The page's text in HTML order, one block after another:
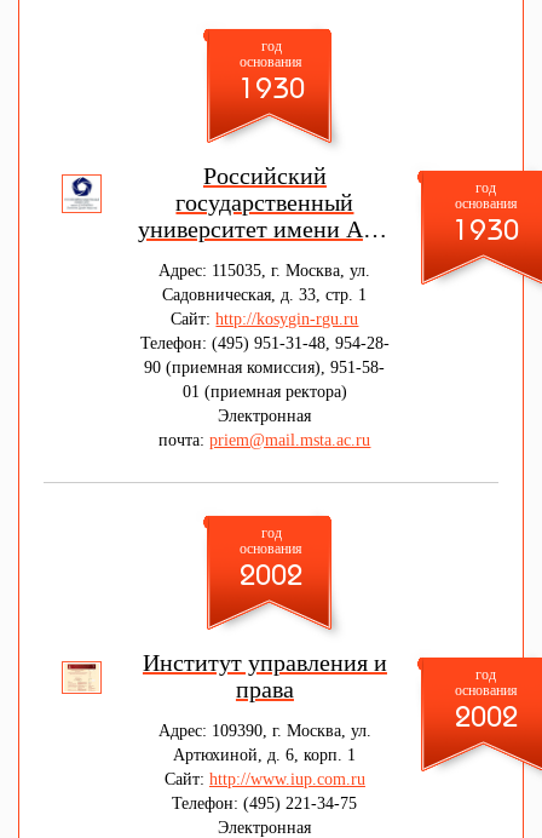
год
основания
1930
Российский
государственный
университет имени А.Н.
Дизайн. Искусство
Адрес: 115035, г. Москва, ул.
Садовническая, д. 33, стр. 1
Сайт:http://kosygin-rgu.ru
Телефон: (495) 951-31-48, 954-28-
90 (приемная комиссия), 951-58-
01 (приемная ректора)
Электронная
почта:priem@mail.msta.ac.ru
год
основания
1930
год
основания
2002
Институт управления и
права
Адрес: 109390, г. Москва, ул.
Артюхиной, д. 6, корп. 1
Сайт: http://www.iup.com.ru
Телефон: (495) 221-34-75
Электронная
год
основания
2002